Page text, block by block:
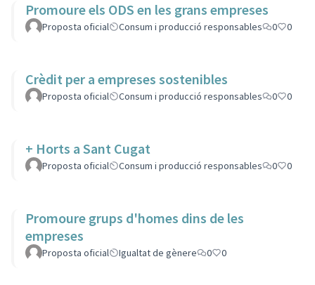
Promoure els ODS en les grans empreses
Proposta oficial Consum i producció responsables 0 0
Crèdit per a empreses sostenibles
Proposta oficial Consum i producció responsables 0 0
+ Horts a Sant Cugat
Proposta oficial Consum i producció responsables 0 0
Promoure grups d'homes dins de les
empreses
Proposta oficial Igualtat de gènere 0 0